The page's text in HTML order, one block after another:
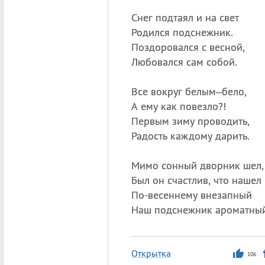
Снег подтаял и на свет
Родился подснежник.
Поздоровался с весной,
Любовался сам собой.
Все вокруг белым–бело,
А ему как повезло?!
Первым зиму проводить,
Радость каждому дарить.
Мимо сонный дворник шел,
Был он счастлив, что нашел
По-весеннему внезапный
Наш подснежник
Открытка 106